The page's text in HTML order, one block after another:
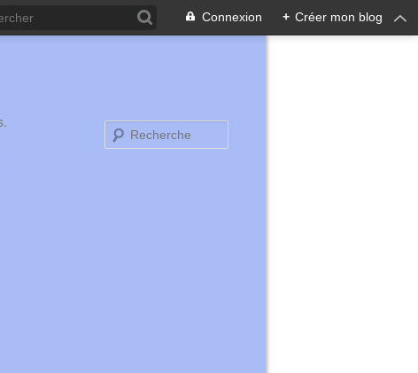
Connexion + Créer mon blog